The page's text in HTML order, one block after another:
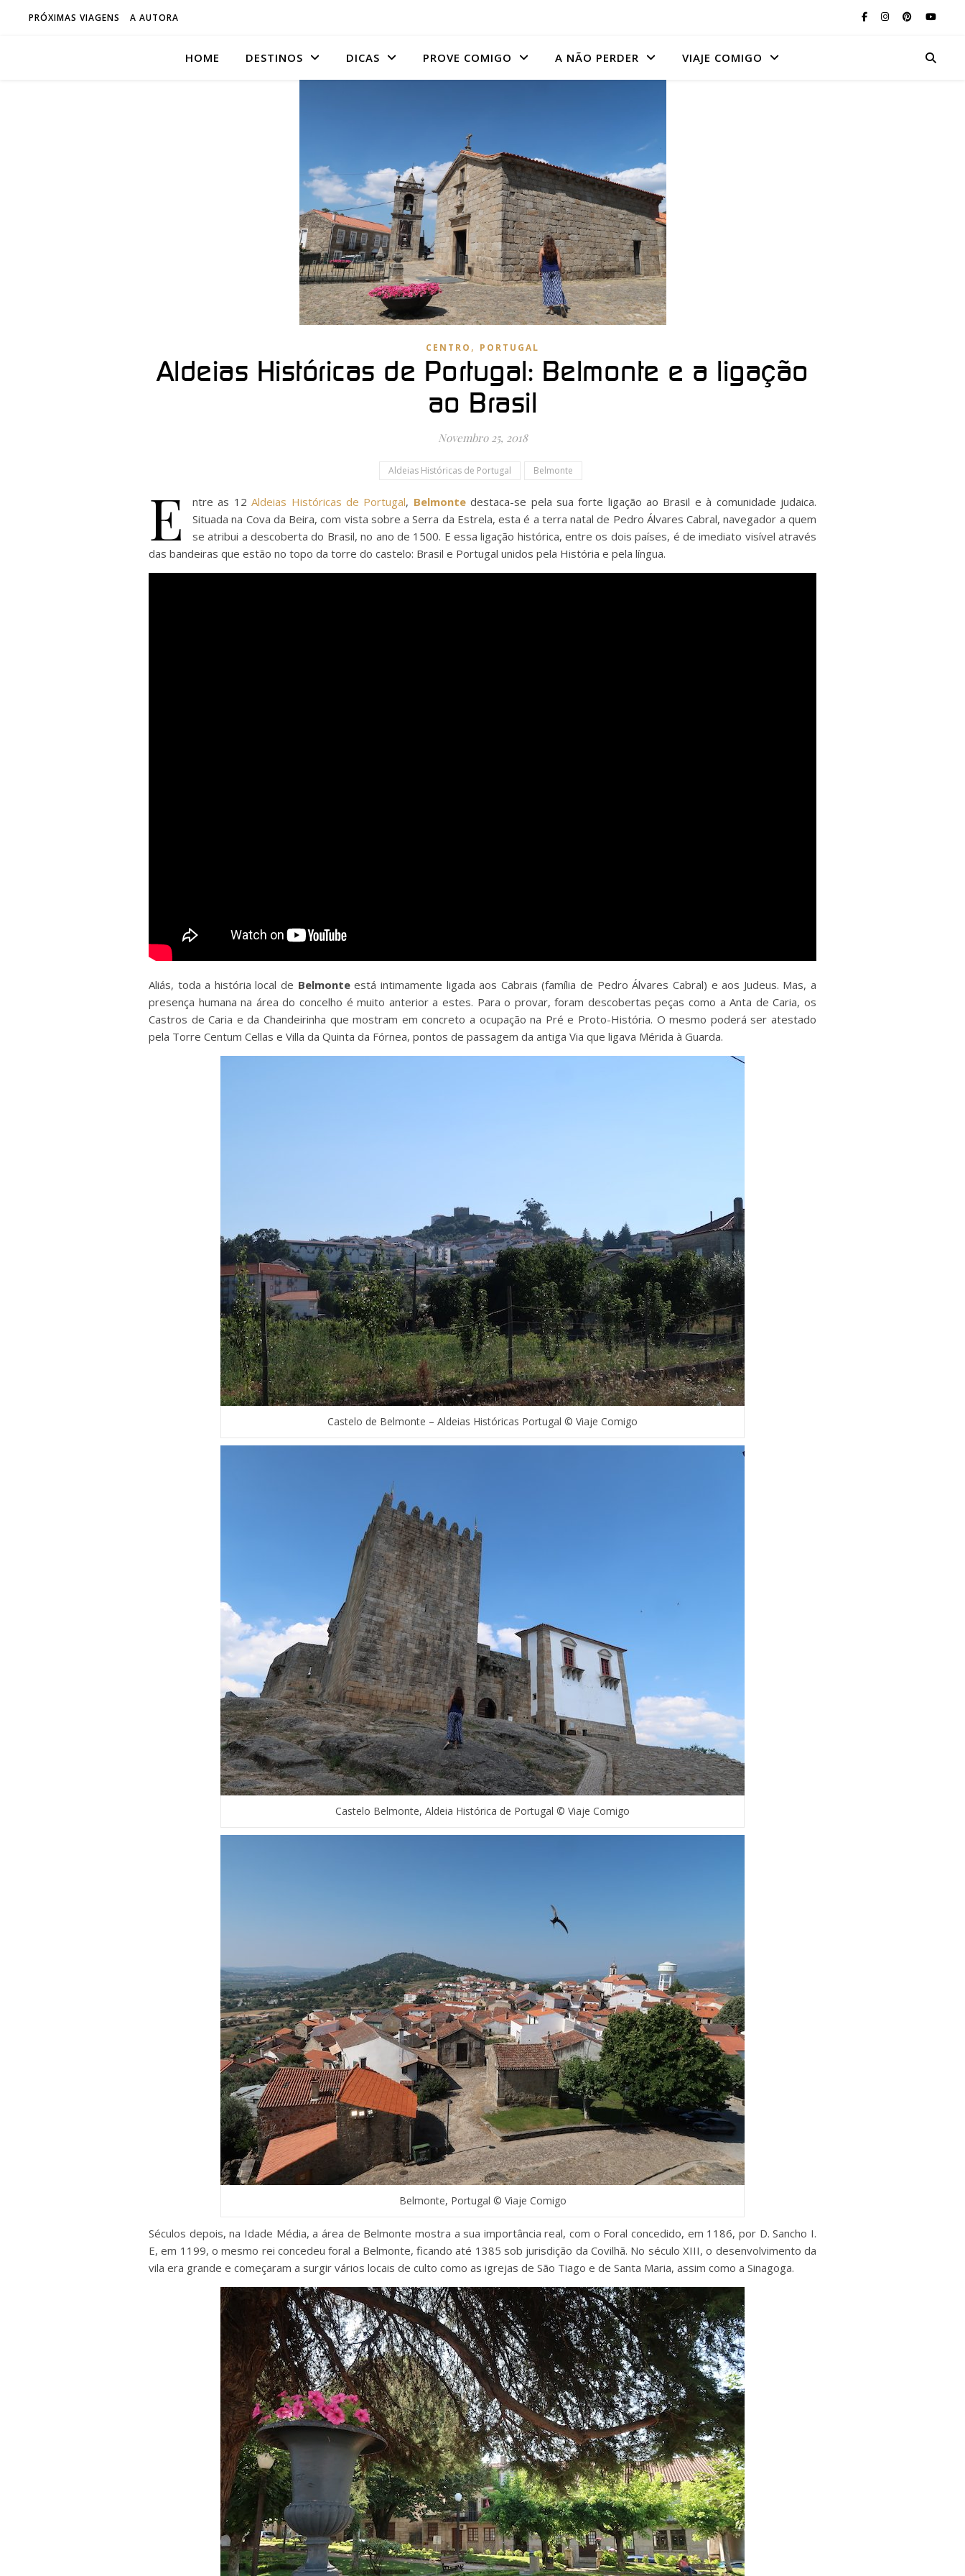
PRÓXIMAS VIAGENS A AUTORA
HOME DESTINOS DICAS PROVE COMIGO A NÃO PERDER VIAJE COMIGO
CENTRO , PORTUGAL
Aldeias Históricas de Portugal: Belmonte e a ligação
ao Brasil
Novembro 25, 2018
Aldeias Históricas de Portugal Belmonte
E ntre as 12Aldeias Históricas de Portugal, Belmontedestaca-se pela sua forte ligação ao Brasil e à comunidade judaica.
Situada na Cova da Beira, com vista sobre a Serra da Estrela, esta é a terra natal de Pedro Álvares Cabral, navegador a quem
se atribui a descoberta do Brasil, no ano de 1500. E essa ligação histórica, entre os dois países, é de imediato visível através
das bandeiras que estão no topo da torre do castelo: Brasil e Portugal unidos pela História e pela língua.
Aliás, toda a história local de Belmonteestá intimamente ligada aos Cabrais (família de Pedro Álvares Cabral) e aos Judeus. Mas, a
presença humana na área do concelho é muito anterior a estes. Para o provar, foram descobertas peças como a Anta de Caria, os
Castros de Caria e da Chandeirinha que mostram em concreto a ocupação na Pré e Proto-História. O mesmo poderá ser atestado
pela Torre Centum Cellas e Villa da Quinta da Fórnea, pontos de passagem da antiga Via que ligava Mérida à Guarda.
Castelo de Belmonte – Aldeias Históricas Portugal © Viaje Comigo
Castelo Belmonte, Aldeia Histórica de Portugal © Viaje Comigo
Belmonte, Portugal © Viaje Comigo
Séculos depois, na Idade Média, a área de Belmonte mostra a sua importância real, com o Foral concedido, em 1186, por D. Sancho I.
E, em 1199, o mesmo rei concedeu foral a Belmonte, ficando até 1385 sob jurisdição da Covilhã. No século XIII, o desenvolvimento da
vila era grande e começaram a surgir vários locais de culto como as igrejas de São Tiago e de Santa Maria, assim como a Sinagoga.